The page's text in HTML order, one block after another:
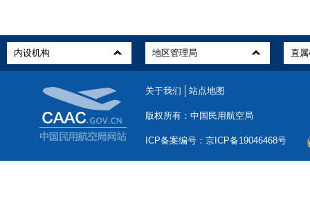
关于我们 站点地图
版权所有：中国民用航空局
ICP备案编号：京ICP备19046468号